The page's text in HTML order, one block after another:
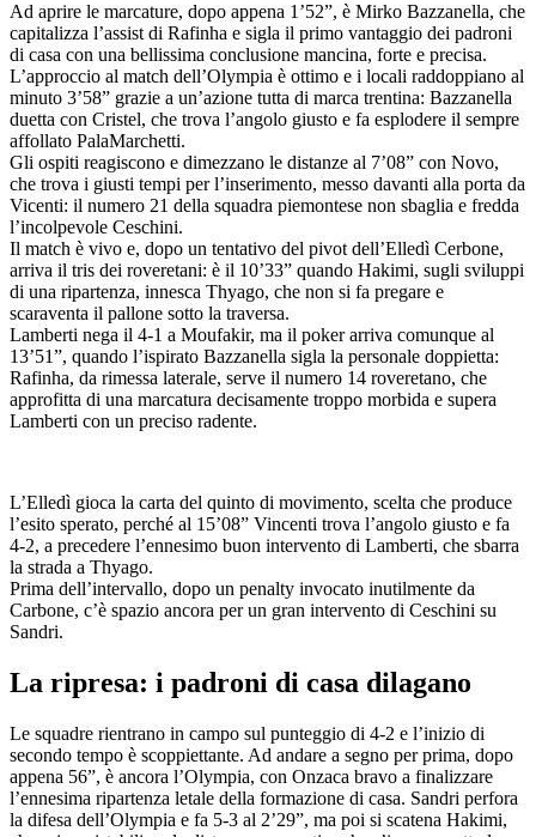
Ad aprire le marcature, dopo appena 1’52”, è Mirko Bazzanella, che
capitalizza l’assist di Rafinha e sigla il primo vantaggio dei padroni
di casa con una bellissima conclusione mancina, forte e precisa.
L’approccio al match dell’Olympia è ottimo e i locali raddoppiano al
minuto 3’58” grazie a un’azione tutta di marca trentina: Bazzanella
duetta con Cristel, che trova l’angolo giusto e fa esplodere il sempre
affollato PalaMarchetti.
Gli ospiti reagiscono e dimezzano le distanze al 7’08” con Novo,
che trova i giusti tempi per l’inserimento, messo davanti alla porta da
Vicenti: il numero 21 della squadra piemontese non sbaglia e fredda
l’incolpevole Ceschini.
Il match è vivo e, dopo un tentativo del pivot dell’Elledì Cerbone,
arriva il tris dei roveretani: è il 10’33” quando Hakimi, sugli sviluppi
di una ripartenza, innesca Thyago, che non si fa pregare e
scaraventa il pallone sotto la traversa.
Lamberti nega il 4-1 a Moufakir, ma il poker arriva comunque al
13’51”, quando l’ispirato Bazzanella sigla la personale doppietta:
Rafinha, da rimessa laterale, serve il numero 14 roveretano, che
approfitta di una marcatura decisamente troppo morbida e supera
Lamberti con un preciso radente.
L’Elledì gioca la carta del quinto di movimento, scelta che produce
l’esito sperato, perché al 15’08” Vincenti trova l’angolo giusto e fa
4-2, a precedere l’ennesimo buon intervento di Lamberti, che sbarra
la strada a Thyago.
Prima dell’intervallo, dopo un penalty invocato inutilmente da
Carbone, c’è spazio ancora per un gran intervento di Ceschini su
Sandri.
La ripresa: i padroni di casa dilagano
Le squadre rientrano in campo sul punteggio di 4-2 e l’inizio di
secondo tempo è scoppiettante. Ad andare a segno per prima, dopo
appena 56”, è ancora l’Olympia, con Onzaca bravo a finalizzare
l’ennesima ripartenza letale della formazione di casa. Sandri perfora
la difesa dell’Olympia e fa 5-3 al 2’29”, ma poi si scatena Hakimi,